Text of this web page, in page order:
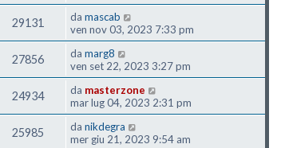
29131 da mascab
ven nov 03, 2023 7:33 pm
27856 da marg8
ven set 22, 2023 3:27 pm
24934 da masterzone
mar lug 04, 2023 2:31 pm
25985 da nikdegra
mer giu 21, 2023 9:54 am